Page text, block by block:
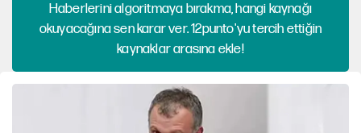
Haberlerini algoritmaya bırakma, hangi kaynağı
okuyacağına sen karar ver. 12punto'yu tercih ettiğin
kaynaklar arasına ekle!